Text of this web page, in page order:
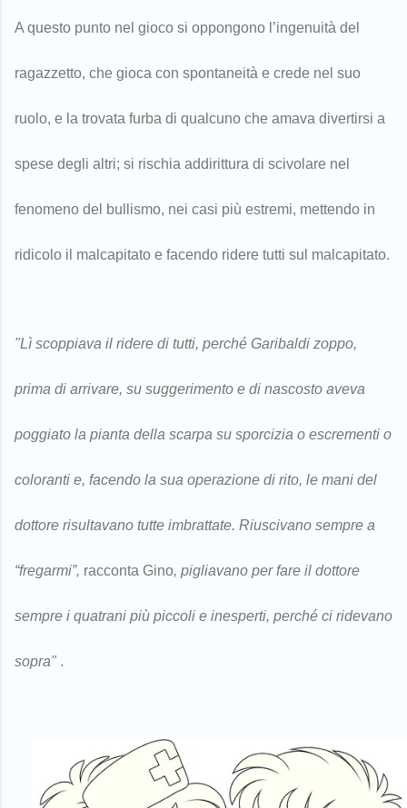
A questo punto nel gioco si oppongono l’ingenuità del
ragazzetto, che gioca con spontaneità e crede nel suo
ruolo, e la trovata furba di qualcuno che amava divertirsi a
spese degli altri; si rischia addirittura di scivolare nel
fenomeno del bullismo, nei casi più estremi, mettendo in
ridicolo il malcapitato e facendo ridere tutti sul malcapitato.
"Lì scoppiava il ridere di tutti, perché Garibaldi zoppo,
prima di arrivare, su suggerimento e di nascosto aveva
poggiato la pianta della scarpa su sporcizia o escrementi o
coloranti e, facendo la sua operazione di rito, le mani del
dottore risultavano tutte imbrattate. Riuscivano sempre a
“fregarmi”, racconta Gino, pigliavano per fare il dottore
sempre i quatrani più piccoli e inesperti, perché ci ridevano
sopra" .